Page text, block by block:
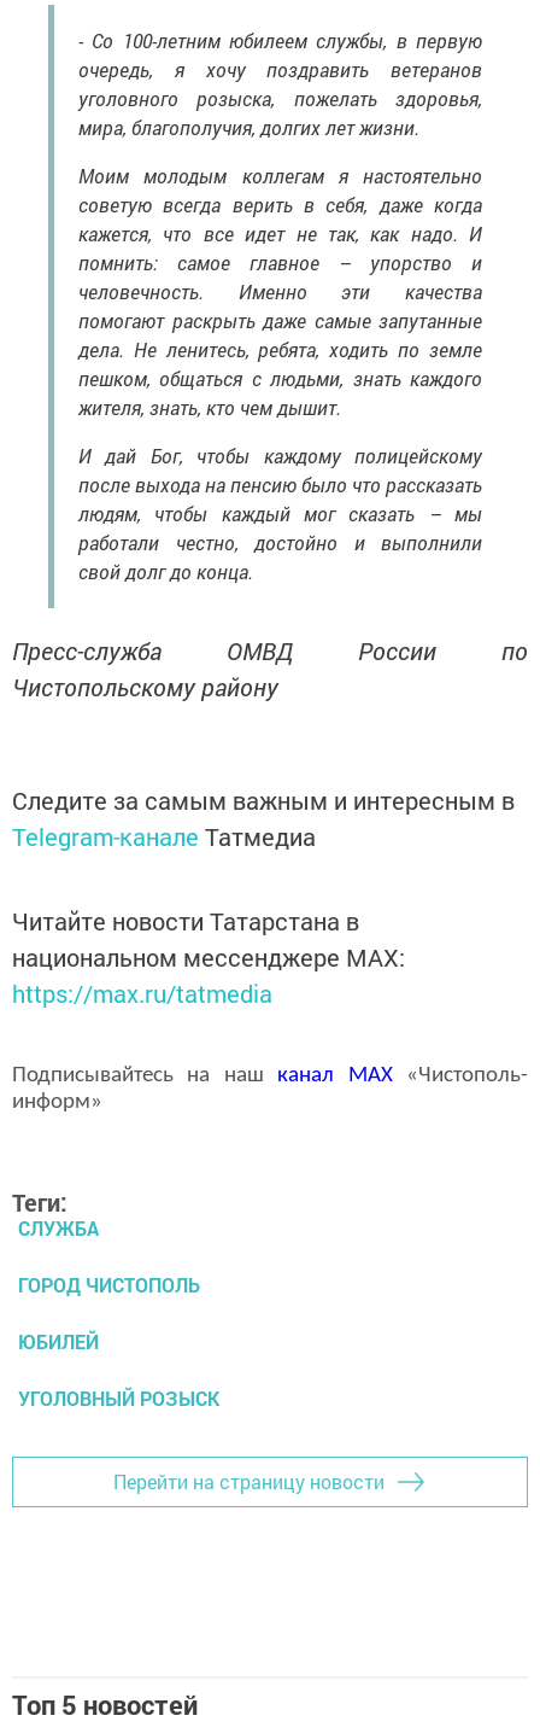
- Со 100-летним юбилеем службы, в первую
очередь, я хочу поздравить ветеранов
уголовного розыска, пожелать здоровья,
мира, благополучия, долгих лет жизни.
Моим молодым коллегам я настоятельно
советую всегда верить в себя, даже когда
кажется, что все идет не так, как надо. И
помнить: самое главное – упорство и
человечность. Именно эти качества
помогают раскрыть даже самые запутанные
дела. Не ленитесь, ребята, ходить по земле
пешком, общаться с людьми, знать каждого
жителя, знать, кто чем дышит.
И дай Бог, чтобы каждому полицейскому
после выхода на пенсию было что рассказать
людям, чтобы каждый мог сказать – мы
работали честно, достойно и выполнили
свой долг до конца.
Пресс-служба ОМВД России по
Чистопольскому району
Следите за самым важным и интересным в
Telegram-канале Татмедиа
Читайте новости Татарстана в
национальном мессенджере MАХ:
https://max.ru/tatmedia
Подписывайтесь на наш канал MAX«Чистополь-
информ»
Теги:
СЛУЖБА
ГОРОД ЧИСТОПОЛЬ
ЮБИЛЕЙ
УГОЛОВНЫЙ РОЗЫСК
Перейти на страницу новости
Топ 5 новостей